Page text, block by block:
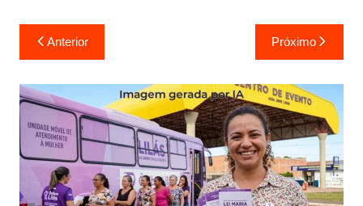
Navegação
de
Post
Anterior Próximo